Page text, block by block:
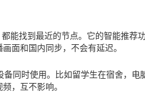
能找到最近的节点。它的智能推
面和国内同步，不会有延迟。
同时使用。比如留学生在宿舍，
，互不影响。